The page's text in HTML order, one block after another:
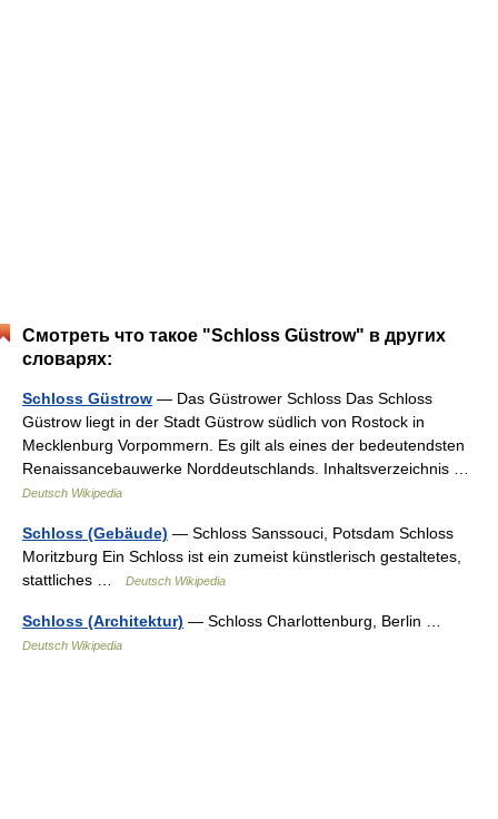
Смотреть что такое "Schloss Güstrow" в других
словарях:
Schloss Güstrow — Das Güstrower Schloss Das Schloss
Güstrow liegt in der Stadt Güstrow südlich von Rostock in
Mecklenburg Vorpommern. Es gilt als eines der bedeutendsten
Renaissancebauwerke Norddeutschlands. Inhaltsverzeichnis …
Deutsch Wikipedia
Schloss (Gebäude) — Schloss Sanssouci, Potsdam Schloss
Moritzburg Ein Schloss ist ein zumeist künstlerisch gestaltetes,
stattliches …
Deutsch Wikipedia
Schloss (Architektur) — Schloss Charlottenburg, Berlin …
Deutsch Wikipedia